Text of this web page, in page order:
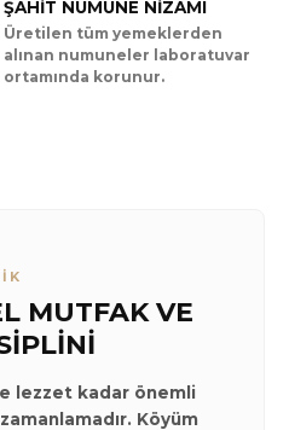
ŞAHIT NUMUNE NIZAMI
Üretilen tüm yemeklerden
alınan numuneler laboratuvar
ortamında korunur.
MUTFAK VE
lezzet kadar önemli
Köyüm